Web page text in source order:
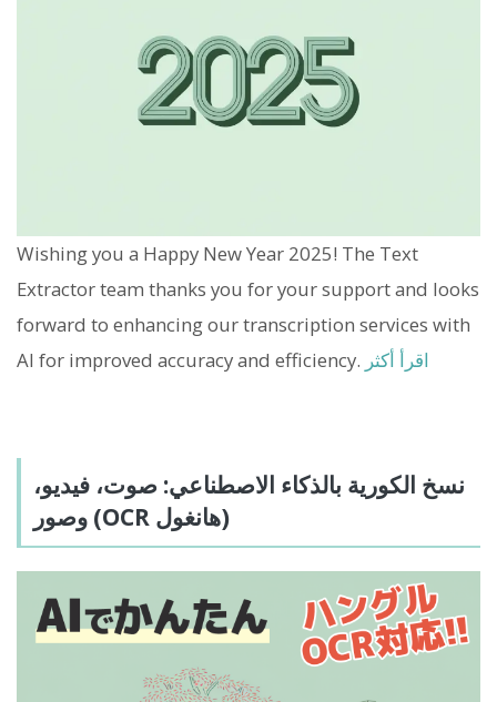
Wishing you a Happy New Year 2025! The Text
Extractor team thanks you for your support and looks
forward to enhancing our transcription services with
AI for improved accuracy and efficiency. اقرأ أكثر
نسخ الكورية بالذكاء الاصطناعي: صوت، فيديو،
وصور (OCR هانغول)